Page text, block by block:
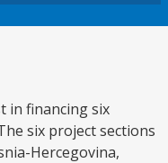
in financing six
six project sections
Hercegovina,